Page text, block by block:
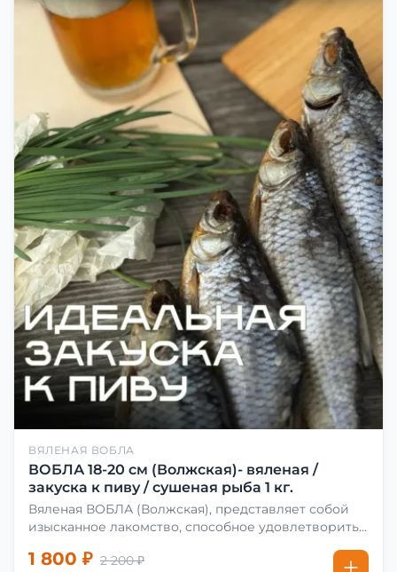
ВЯЛЕНАЯ ВОБЛА
ВОБЛА 18-20 см (Волжская)- вяленая /
закуска к пиву / сушеная рыба 1 кг.
Вяленая ВОБЛА (Волжская), представляет собой
изысканное лакомство, способное удовлетворить
сделать вяленую воблу, её сначала хорошо солят.
1 800 ₽ 2 200 ₽